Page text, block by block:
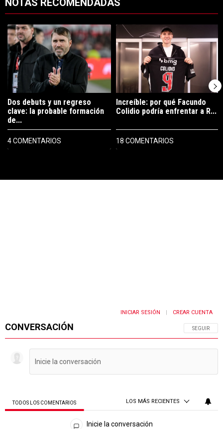
NOTAS RECOMENDADAS
Un artículo de tendencia con el título "Dos debuts y un regreso
Dos debuts y un regreso
clave: la probable formación
de...
4 COMENTARIOS
Un artículo de tendencia con el
Increíble: por qué Facundo
Colidio podría enfrentar a R...
18 COMENTARIOS
CONVERSACIÓN SIGA ESTA
SEGUIR
INICIAR SESIÓN CREAR CUENTA
TODOS LOS COMENTARIOS LOS MÁS RECIENTES
Todos los comentarios
Inicie la conversación